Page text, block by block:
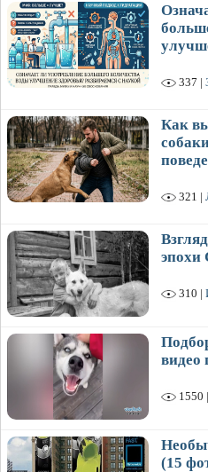
337 |
Как
321 |
310 |
видео
1550 |
(15